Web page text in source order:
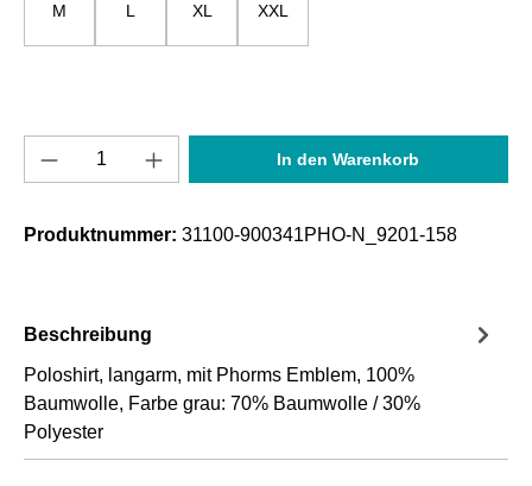
M L XL XXL
Produkt Anzahl: Gib den gewünschten
In den Warenkorb
Produktnummer: 31100-900341PHO-N_9201-158
Beschreibung
Poloshirt, langarm, mit Phorms Emblem, 100%
Baumwolle, Farbe grau: 70% Baumwolle / 30%
Polyester